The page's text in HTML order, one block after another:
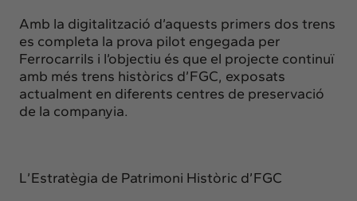
Amb la digitalització d’aquests primers dos trens
es completa la prova pilot engegada per
Ferrocarrils i l’objectiu és que el projecte continuï
amb més trens històrics d’FGC, exposats
actualment en diferents centres de preservació
de la companyia.
L’Estratègia de Patrimoni Històric d’FGC